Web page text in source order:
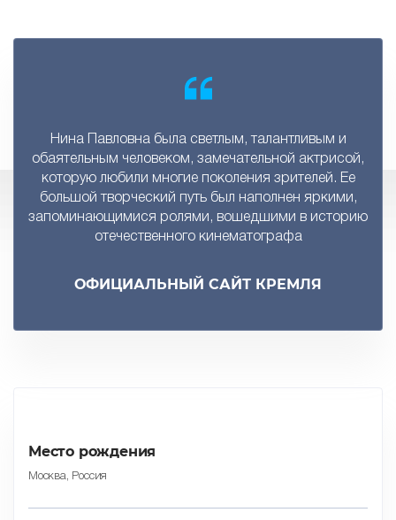
Нина Павловна была светлым, талантливым и
обаятельным человеком, замечательной актрисой,
которую любили многие поколения зрителей. Ее
большой творческий путь был наполнен яркими,
запоминающимися ролями, вошедшими в историю
отечественного кинематографа
ОФИЦИАЛЬНЫЙ САЙТ КРЕМЛЯ
Место рождения
Москва, Россия